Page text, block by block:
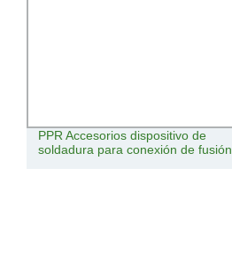
PPR Accesorios dispositivo de
soldadura para conexión de fusión